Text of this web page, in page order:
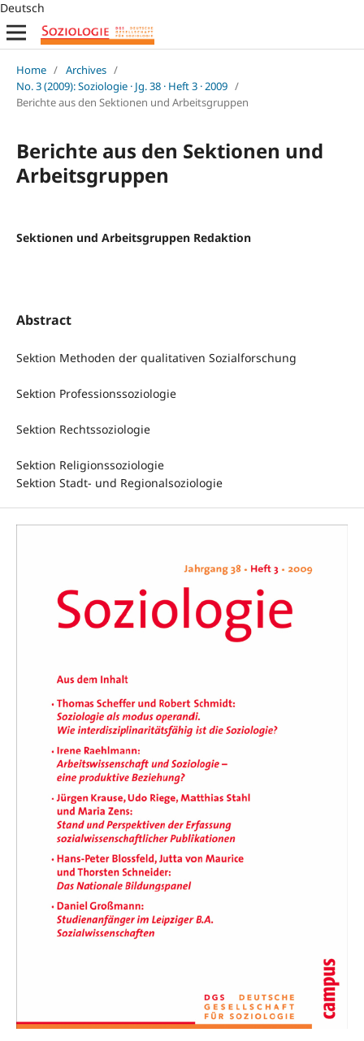
Deutsch
Home / Archives /
No. 3 (2009): Soziologie · Jg. 38 · Heft 3 · 2009 /
Berichte aus den Sektionen und Arbeitsgruppen
Berichte aus den Sektionen und
Arbeitsgruppen
Sektionen und Arbeitsgruppen Redaktion
Abstract
Sektion Methoden der qualitativen Sozialforschung
Sektion Professionssoziologie
Sektion Rechtssoziologie
Sektion Religionssoziologie
Sektion Stadt- und Regionalsoziologie